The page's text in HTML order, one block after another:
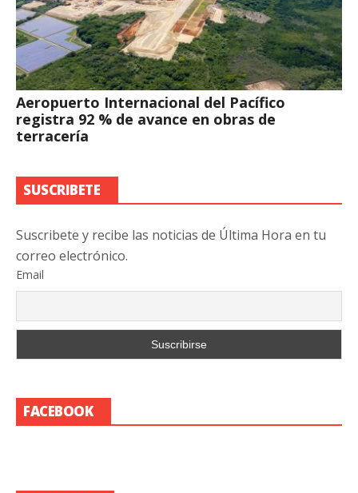
Aeropuerto Internacional del Pacífico
registra 92 % de avance en obras de
terracería
SUSCRIBETE
Suscribete y recibe las noticias de Última Hora en tu
correo electrónico.
Email
FACEBOOK